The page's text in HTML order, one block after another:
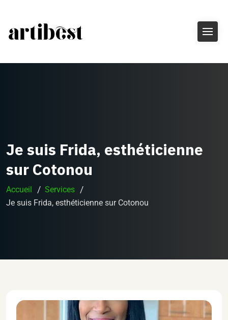
Je suis Frida, esthéticienne
sur Cotonou
Accueil
Services
Je suis Frida, esthéticienne sur Cotonou